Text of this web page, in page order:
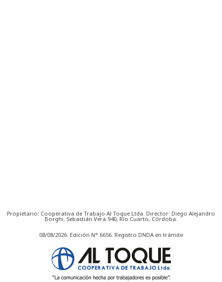
Propietario: Cooperativa de Trabajo Al Toque Ltda. Director: Diego Alejandro
Borghi. Sebastián Vera 940, Río Cuarto, Córdoba.
08/08/2026. Edición N° 6656. Registro DNDA en trámite